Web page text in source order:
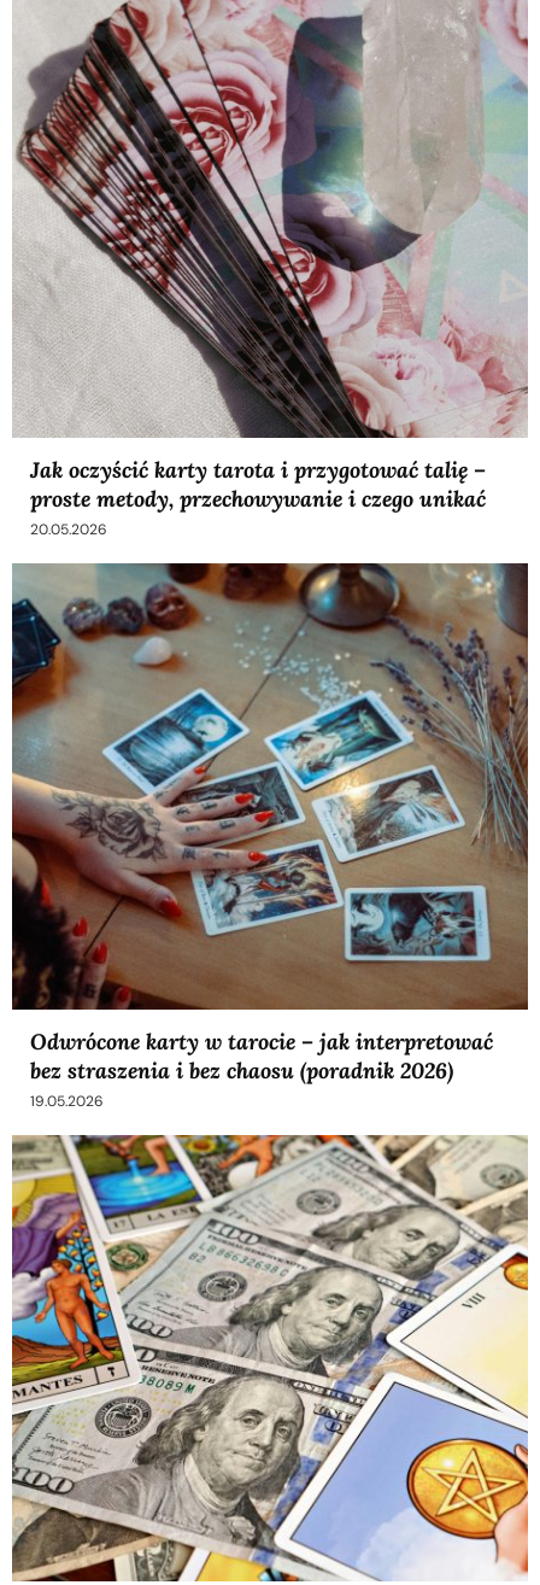
Jak oczyścić karty tarota i przygotować talię –
proste metody, przechowywanie i czego unikać
20.05.2026
Odwrócone karty w tarocie – jak interpretować
bez straszenia i bez chaosu (poradnik 2026)
19.05.2026